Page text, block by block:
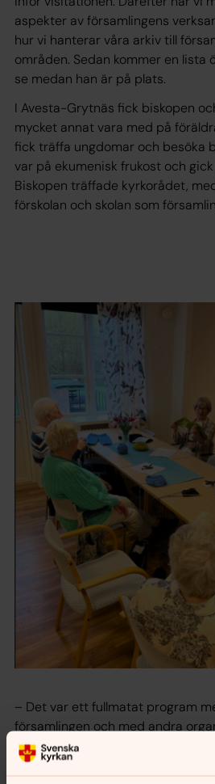
aspekter av församlingens
hur vi hanterar våra arkiv till
områden. Sedan kommer en lista
se medan han är på plats.
I Avesta-Grytnäs fick biskopen
mycket annat vara med på
fick träffa ungdomar och besöka
var på ekumenisk frukost och
Biskopen träffade kyrkorådet,
förskolan och skolan som
– Det var ett fullmatat program
församlingen och med andra
även enskilda samtal med mig
ordförande.